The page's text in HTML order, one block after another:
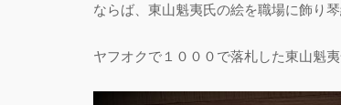
ならば、東山魁夷氏の絵を職場に飾り
ヤフオクで１０００で落札した東山魁夷